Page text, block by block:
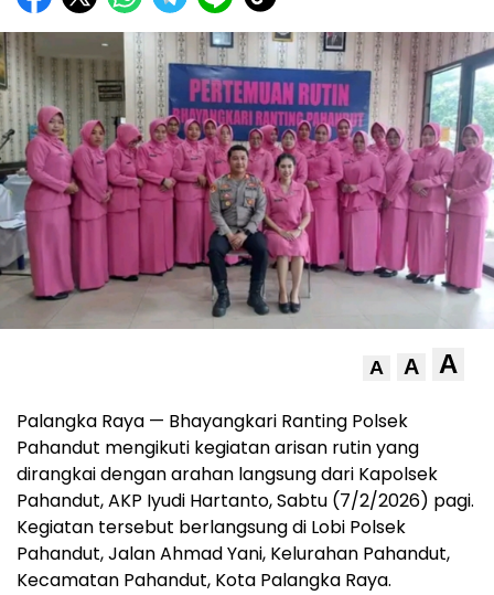
A A A
Palangka Raya — Bhayangkari Ranting Polsek
Pahandut mengikuti kegiatan arisan rutin yang
dirangkai dengan arahan langsung dari Kapolsek
Pahandut, AKP Iyudi Hartanto, Sabtu (7/2/2026) pagi.
Kegiatan tersebut berlangsung di Lobi Polsek
Pahandut, Jalan Ahmad Yani, Kelurahan Pahandut,
Kecamatan Pahandut, Kota Palangka Raya.